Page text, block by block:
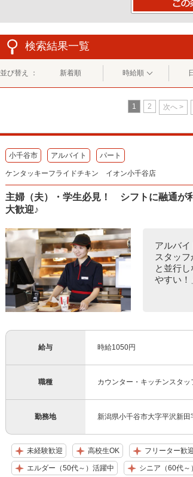
検索結果一覧
並び替え ： 新着順 時給順
1 2 次へ >
小千谷市 アルバイト パート
ケンタッキーフライドチキン イオン小千谷店
主婦（夫）・学生必見！ シフトに融通が
大歓迎♪
アルバ
スタッ
と並行
やすい！
給与 時給1050円
職種 カウンター・キッチンスタ
勤務地 新潟県小千谷市大字平沢新田
未経験歓迎 高校生OK フリーター歓
エルダー（50代～）活躍中 シニア（60代～